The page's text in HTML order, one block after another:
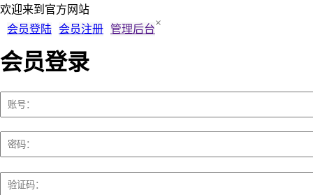
欢迎来到 官方网站
会员登陆
会员注册 管理后台
×
会员登录